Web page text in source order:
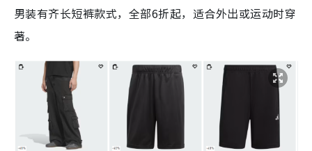
男装有齐长短裤款式，全部6折起，适合外出或运动时穿
著。